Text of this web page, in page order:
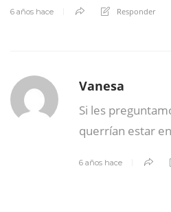
6 años hace Responder
Vanesa
Si les
querrían estar
6 años hace